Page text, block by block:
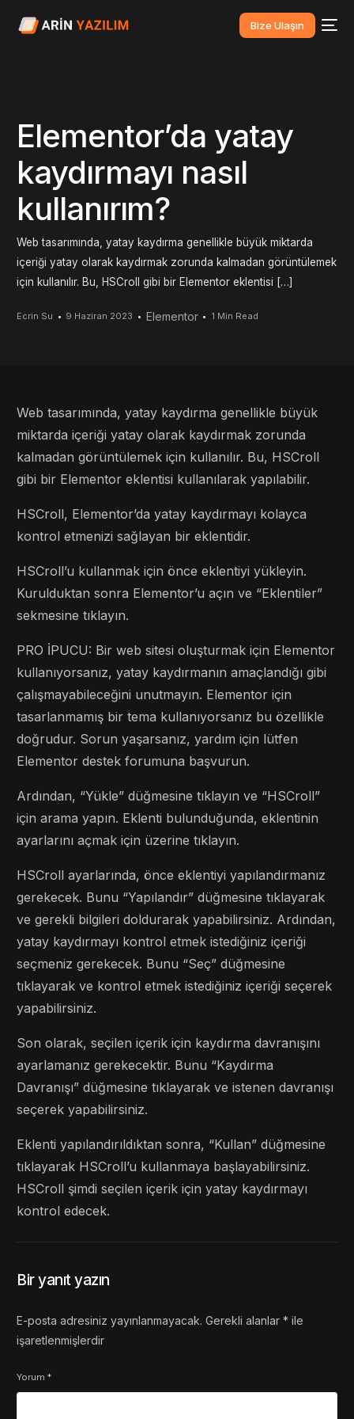
Bize Ulaşın
Elementor’da yatay
kaydırmayı nasıl
kullanırım?
Web tasarımında, yatay kaydırma genellikle büyük miktarda
içeriği yatay olarak kaydırmak zorunda kalmadan görüntülemek
için kullanılır. Bu, HSCroll gibi bir Elementor eklentisi […]
Ecrin Su 9 Haziran 2023 Elementor 1 Min Read
Web tasarımında, yatay kaydırma genellikle büyük
miktarda içeriği yatay olarak kaydırmak zorunda
kalmadan görüntülemek için kullanılır. Bu, HSCroll
gibi bir Elementor eklentisi kullanılarak yapılabilir.
HSCroll, Elementor’da yatay kaydırmayı kolayca
kontrol etmenizi sağlayan bir eklentidir.
HSCroll’u kullanmak için önce eklentiyi yükleyin.
Kurulduktan sonra Elementor’u açın ve “Eklentiler”
sekmesine tıklayın.
PRO İPUCU: Bir web sitesi oluşturmak için Elementor
kullanıyorsanız, yatay kaydırmanın amaçlandığı gibi
çalışmayabileceğini unutmayın. Elementor için
tasarlanmamış bir tema kullanıyorsanız bu özellikle
doğrudur. Sorun yaşarsanız, yardım için lütfen
Elementor destek forumuna başvurun.
Ardından, “Yükle” düğmesine tıklayın ve “HSCroll”
için arama yapın. Eklenti bulunduğunda, eklentinin
ayarlarını açmak için üzerine tıklayın.
HSCroll ayarlarında, önce eklentiyi yapılandırmanız
gerekecek. Bunu “Yapılandır” düğmesine tıklayarak
ve gerekli bilgileri doldurarak yapabilirsiniz. Ardından,
yatay kaydırmayı kontrol etmek istediğiniz içeriği
seçmeniz gerekecek. Bunu “Seç” düğmesine
tıklayarak ve kontrol etmek istediğiniz içeriği seçerek
yapabilirsiniz.
Son olarak, seçilen içerik için kaydırma davranışını
ayarlamanız gerekecektir. Bunu “Kaydırma
Davranışı” düğmesine tıklayarak ve istenen davranışı
seçerek yapabilirsiniz.
Eklenti yapılandırıldıktan sonra, “Kullan” düğmesine
tıklayarak HSCroll’u kullanmaya başlayabilirsiniz.
HSCroll şimdi seçilen içerik için yatay kaydırmayı
kontrol edecek.
Bir yanıt yazın
E-posta adresiniz yayınlanmayacak. Gerekli alanlar* ile
işaretlenmişlerdir
Yorum*